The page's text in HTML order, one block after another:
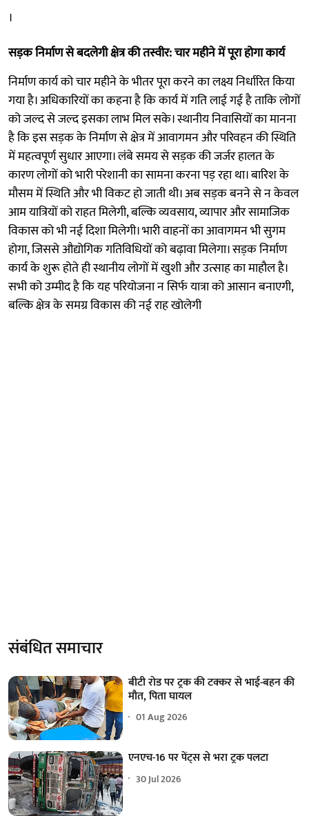
।
सड़क निर्माण से बदलेगी क्षेत्र की तस्वीर: चार महीने में पूरा होगा कार्य
निर्माण कार्य को चार महीने के भीतर पूरा करने का लक्ष्य निर्धारित किया
गया है। अधिकारियों का कहना है कि कार्य में गति लाई गई है ताकि लोगों
को जल्द से जल्द इसका लाभ मिल सके। स्थानीय निवासियों का मानना
है कि इस सड़क के निर्माण से क्षेत्र में आवागमन और परिवहन की स्थिति
में महत्वपूर्ण सुधार आएगा। लंबे समय से सड़क की जर्जर हालत के
कारण लोगों को भारी परेशानी का सामना करना पड़ रहा था। बारिश के
मौसम में स्थिति और भी विकट हो जाती थी। अब सड़क बनने से न केवल
आम यात्रियों को राहत मिलेगी, बल्कि व्यवसाय, व्यापार और सामाजिक
विकास को भी नई दिशा मिलेगी। भारी वाहनों का आवागमन भी सुगम
होगा, जिससे औद्योगिक गतिविधियों को बढ़ावा मिलेगा। सड़क निर्माण
कार्य के शुरू होते ही स्थानीय लोगों में खुशी और उत्साह का माहौल है।
सभी को उम्मीद है कि यह परियोजना न सिर्फ यात्रा को आसान बनाएगी,
बल्कि क्षेत्र के समग्र विकास की नई राह खोलेगी
संबंधित समाचार
बीटी रोड पर ट्रक की टक्कर से भाई-बहन की
मौत, पिता घायल
01 Aug 2026
एनएच-16 पर पेंट्स से भरा ट्रक पलटा
30 Jul 2026